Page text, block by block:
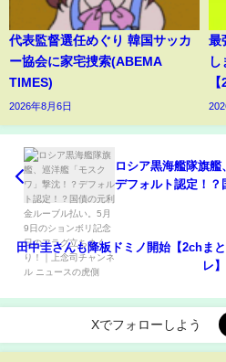
代表監督選任めぐり 韓国サッカ
ー協会に家宅捜索(ABEMA
TIMES)
2026年8月6日
最
し
ロシア黒海艦隊旗艦
デフォルト認定！？
田中圭さんも降板ドミノ開始【2chま
レ
Xでフォローしよう